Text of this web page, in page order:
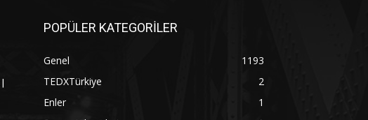
POPÜLER KATEGORİLER
Genel
1193
TEDXTürkiye
2
Enler
1